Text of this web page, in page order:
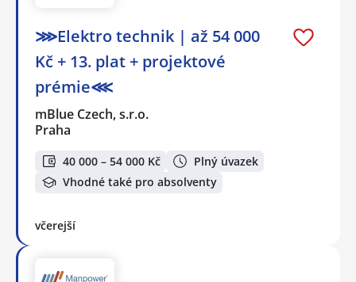
⋙Elektro technik | až 54 000
Kč + 13. plat + projektové
prémie⋘
mBlue Czech, s.r.o.
Praha
40 000 – 54 000 Kč
Plný úvazek
Vhodné také pro absolventy
včerejší